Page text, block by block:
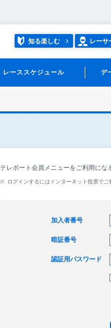
知る楽しむ レーサ
レーススケジュール デ
テレボート会員メニューをご利用にな
ログインするにはインターネット投票で
加入者番号
暗証番号
認証用パスワード